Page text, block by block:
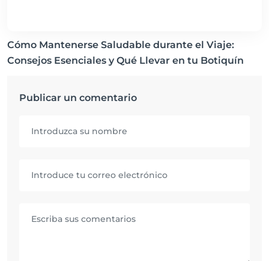
Cómo Mantenerse Saludable durante el Viaje:
Consejos Esenciales y Qué Llevar en tu Botiquín
Publicar un comentario